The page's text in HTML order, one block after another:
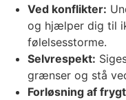
Ved konflikter:
og hjælper dig til
følelsesstorme.
Selvrespekt:
grænser og stå
Forløsning af